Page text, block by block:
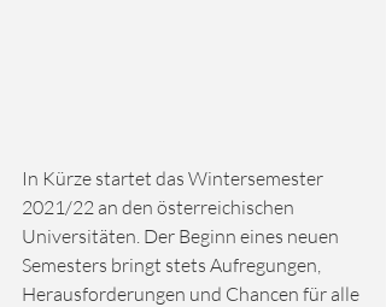
In Kürze startet das Wintersemester
2021/22 an den österreichischen
Universitäten. Der Beginn eines neuen
Semesters bringt stets Aufregungen,
Herausforderungen und Chancen für alle